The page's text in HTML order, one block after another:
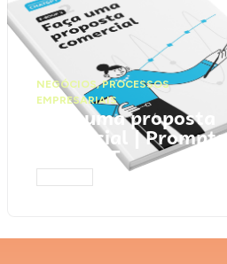
NEGÓCIOS,PROCESSOS
EMPRESARIAIS
Faça uma proposta
comercial | Prompts
ChatGPT